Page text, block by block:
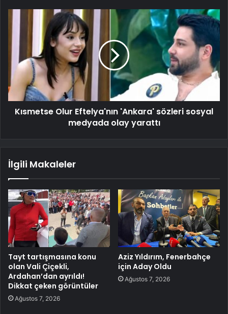
Kısmetse Olur Eftelya'nın 'Ankara' sözleri sosyal
medyada olay yarattı
İlgili Makaleler
Tayt tartışmasına konu
olan Vali Çiçekli,
Ardahan’dan ayrıldı!
Dikkat çeken görüntüler
Ağustos 7, 2026
Aziz Yıldırım, Fenerbahçe
için Aday Oldu
Ağustos 7, 2026